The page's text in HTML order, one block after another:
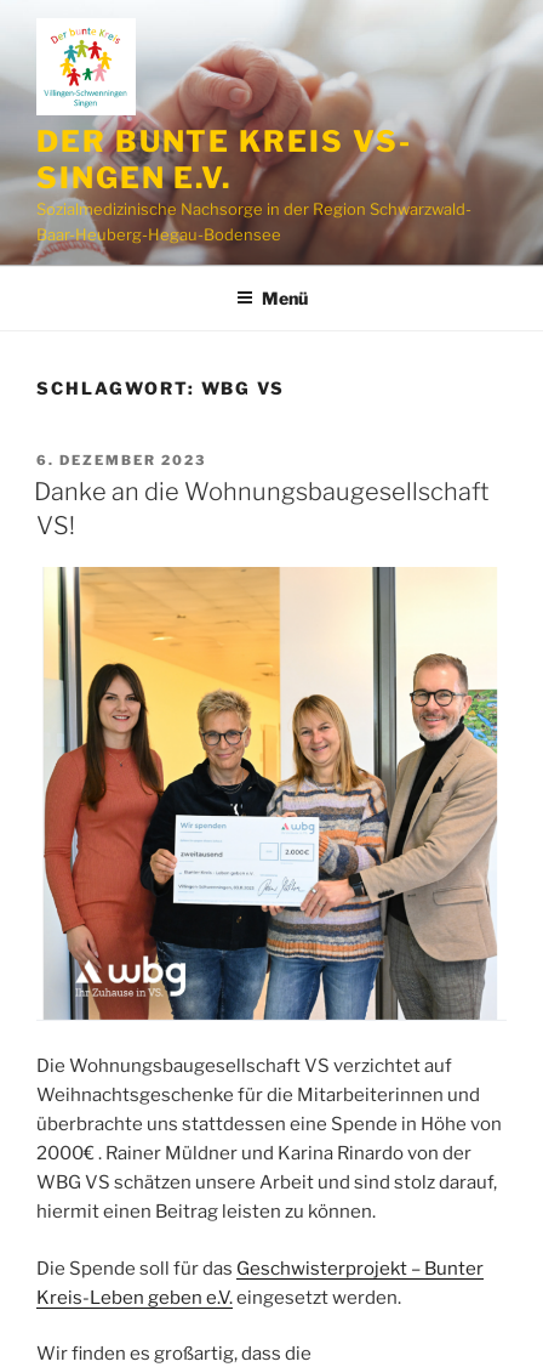
springen
DER BUNTE KREIS VS-
SINGEN E.V.
Sozialmedizinische Nachsorge in der Region Schwarzwald-
Baar-Heuberg-Hegau-Bodensee
Menü
SCHLAGWORT: WBG VS
VERÖFFENTLICHT
AM
6. DEZEMBER 2023
Danke an die Wohnungsbaugesellschaft
VS!
Die Wohnungsbaugesellschaft VS verzichtet auf
Weihnachtsgeschenke für die Mitarbeiterinnen und
überbrachte uns stattdessen eine Spende in Höhe von
2000€ . Rainer Müldner und Karina Rinardo von der
WBG VS schätzen unsere Arbeit und sind stolz darauf,
hiermit einen Beitrag leisten zu können.
Die Spende soll für das Geschwisterprojekt – Bunter
Kreis-Leben geben e.V.eingesetzt werden.
Wir finden es großartig, dass die